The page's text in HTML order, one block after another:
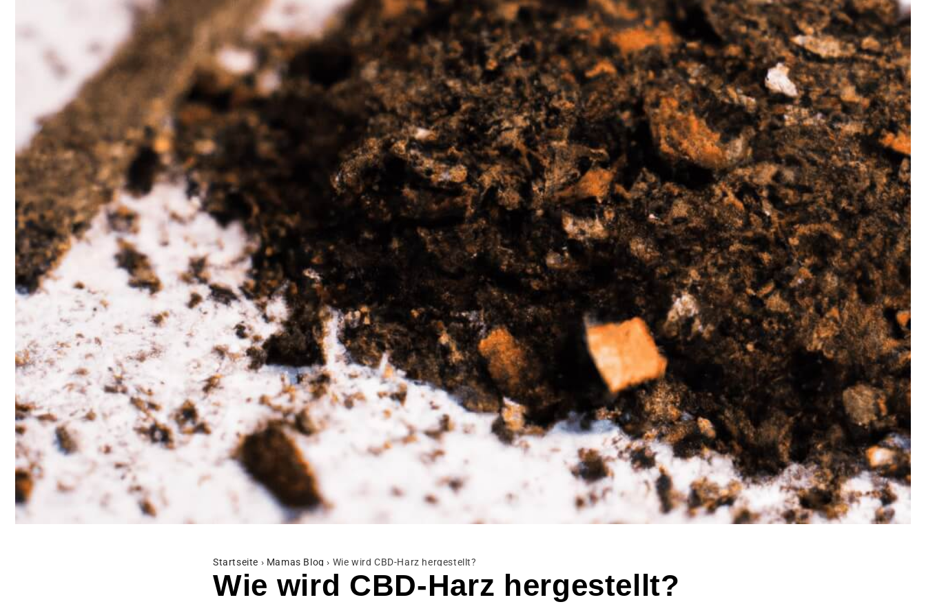
Startseite › Mamas Blog › Wie wird CBD-Harz hergestellt?
Wie wird CBD-Harz hergestellt?